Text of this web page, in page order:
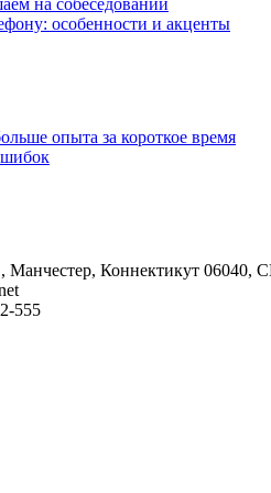
на собеседовании
особенности и акценты
опыта за короткое время
Манчестер, Коннектикут 06040,
555